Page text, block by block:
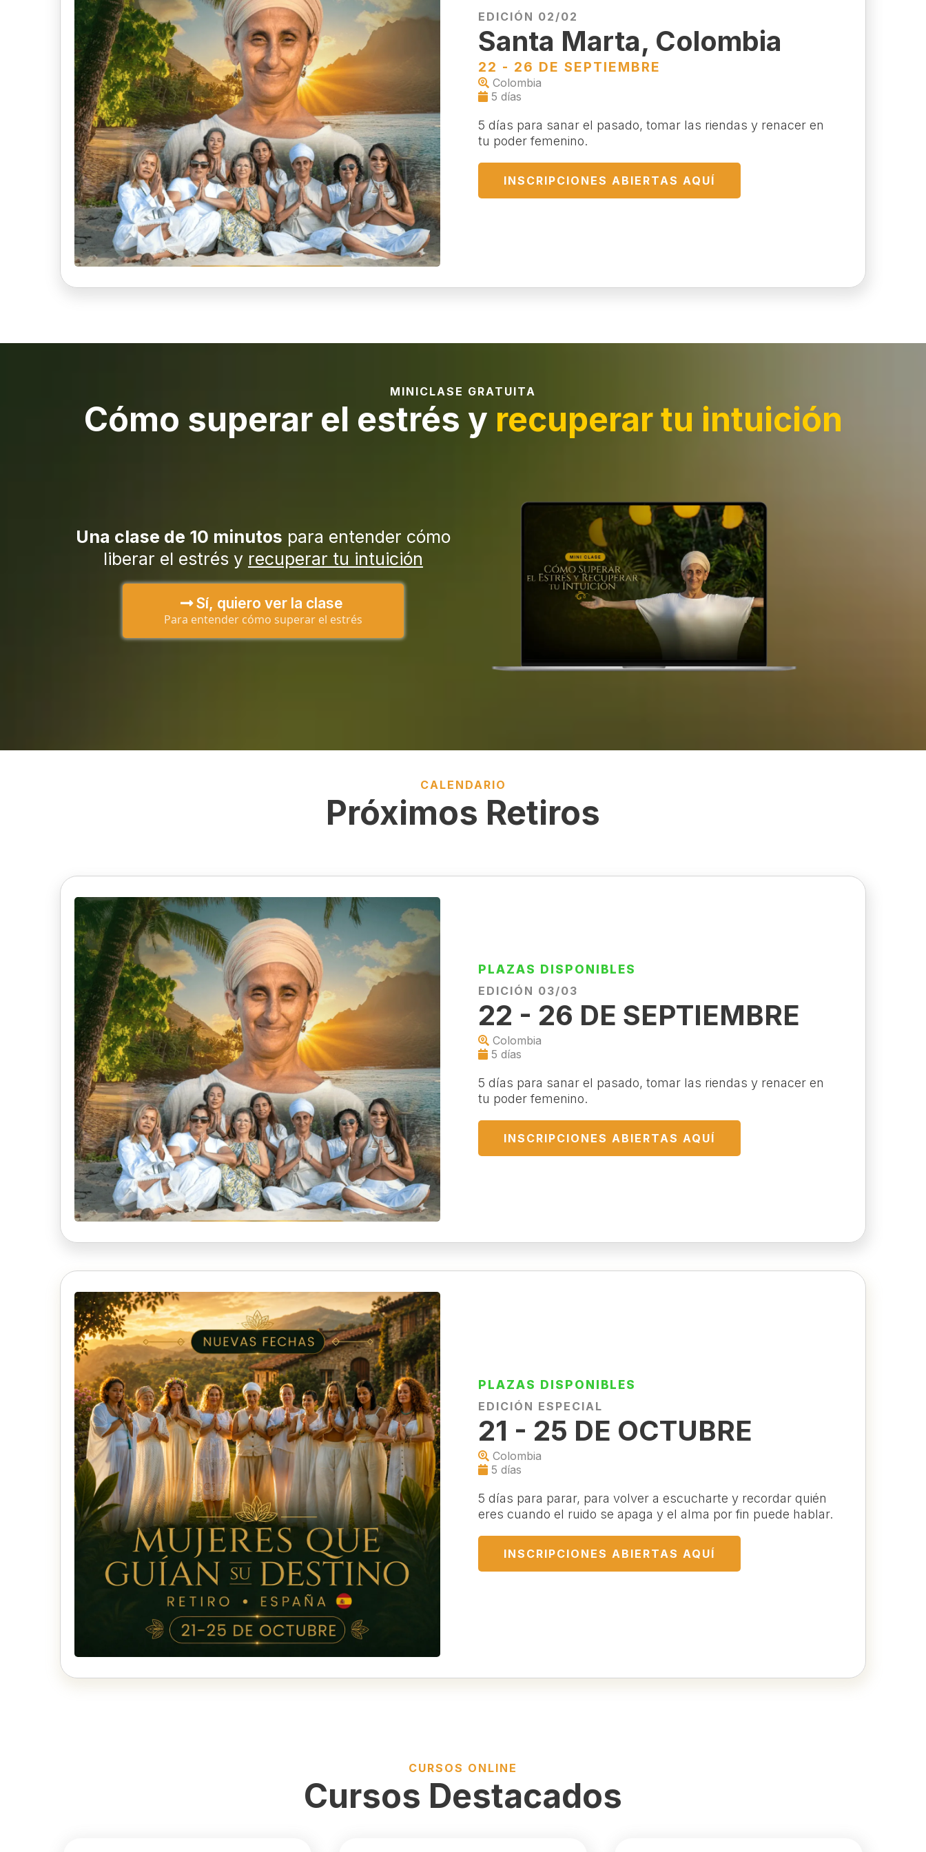
EDICIÓN 02/02
Santa Marta, Colombia
22 - 26 DE SEPTIEMBRE
Colombia
5 días
5 días para sanar el pasado, tomar las riendas y renacer en
tu poder femenino.
INSCRIPCIONES ABIERTAS AQUÍ
MINICLASE GRATUITA
Cómo superar el estrés y recuperar tu intuición
Una clase de 10 minutos para entender cómo
liberar el estrés y recuperar tu intuición
Sí, quiero ver la clase
Para entender cómo superar el estrés
CALENDARIO
Próximos Retiros
PLAZAS DISPONIBLES
EDICIÓN 03/03
22 - 26 DE SEPTIEMBRE
Colombia
5 días
5 días para sanar el pasado, tomar las riendas y renacer en
tu poder femenino.
INSCRIPCIONES ABIERTAS AQUÍ
PLAZAS DISPONIBLES
EDICIÓN ESPECIAL
21 - 25 DE OCTUBRE
Colombia
5 días
5 días para parar, para volver a escucharte y recordar quién
eres cuando el ruido se apaga y el alma por fin puede hablar.
INSCRIPCIONES ABIERTAS AQUÍ
CURSOS ONLINE
Cursos Destacados